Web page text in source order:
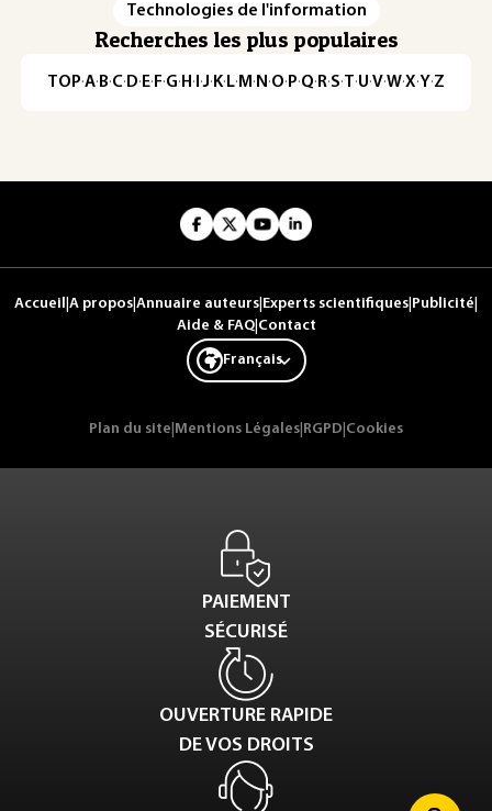
Technologies de l'information
Recherches les plus populaires
TOP·A·B·C· D· E· F·G· H · ·J· K· L· M · N ·O· P·Q· R·S·T·U·V·W·X·Y·Z
Accueil A propos Annuaire auteurs Experts scientifiques Publicité
Aide & FAQ| Contact
Français
Plan du site Mentions Légales RGPD Cookies
PAIEMENT
SÉCURISÉ
OUVERTURE RAPIDE
DE VOS DROITS